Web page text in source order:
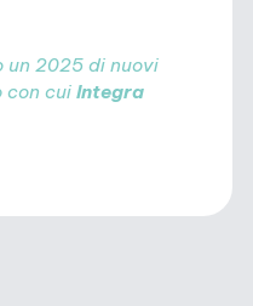
un 2025 di nuovi
con cui Integra